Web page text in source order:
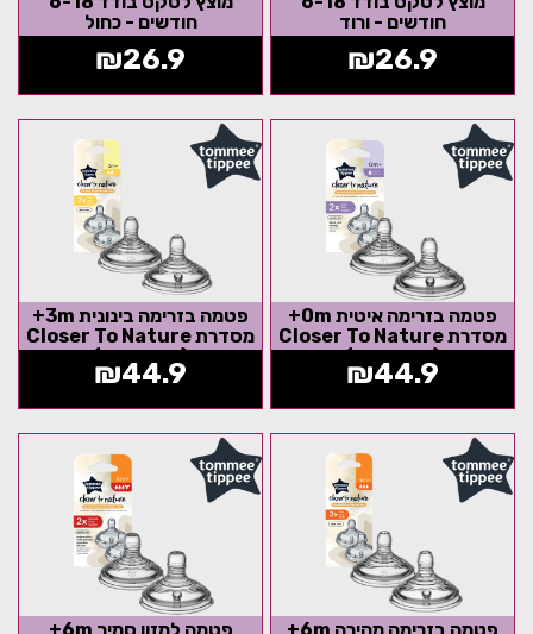
חודשים - ורוד
₪26.9
חודשים - כחול
₪26.9
פטמה בזרימה איטית 0m+
מסדרת Closer To Nature
(זוג במארז)
₪44.9
פטמה בזרימה בינונית 3m+
מסדרת Closer To Nature
(זוג במארז)
₪44.9